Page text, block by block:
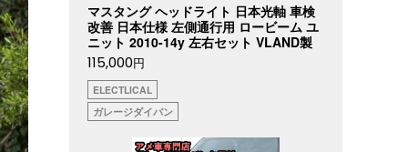
マスタング ヘッドライト 日本光軸 車検
改善 日本仕様 左側通行用 ロービーム ユ
ニット 2010-14y 左右セット VLAND製
115,000円
ELECTLICAL
ガレージダイバン